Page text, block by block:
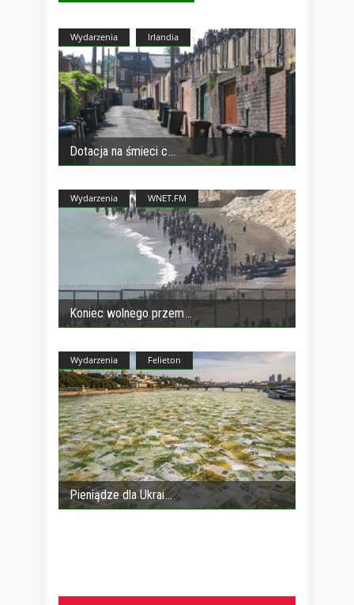
Wydarzenia Irlandia
Dotacja na śmieci c
Wydarzenia WNET.FM
Koniec wolnego przem
Wydarzenia Felieton
Pieniądze dla Ukrai